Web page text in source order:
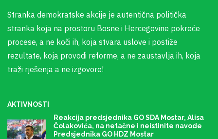
Stranka demokratske akcije je autentična politička
stranka koja na prostoru Bosne i Hercegovine pokreće
procese, a ne koči ih, koja stvara uslove i postiže
rezultate, koja provodi reforme, a ne zaustavlja ih, koja
traži rješenja a ne izgovore!
AKTIVNOSTI
Reakcija predsjednika GO SDA Mostar, Alisa
Čolakovića, na netačne i neistinite navode
Predsjednika GO HDZ Mostar